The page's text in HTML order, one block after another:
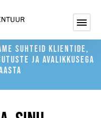
SUHTEID KLIENTIDE,
JA AVALIKKUSEGA